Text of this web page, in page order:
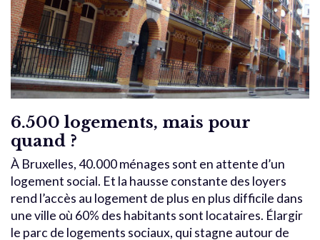
6.500 logements, mais pour
quand ?
À Bruxelles, 40.000 ménages sont en attente d’un
logement social. Et la hausse constante des loyers
rend l’accès au logement de plus en plus difficile dans
une ville où 60% des habitants sont locataires. Élargir
le parc de logements sociaux, qui stagne autour de